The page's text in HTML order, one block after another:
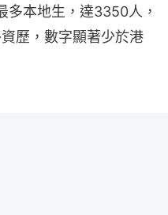
本地生，達3350人，
歷，數字顯著少於港